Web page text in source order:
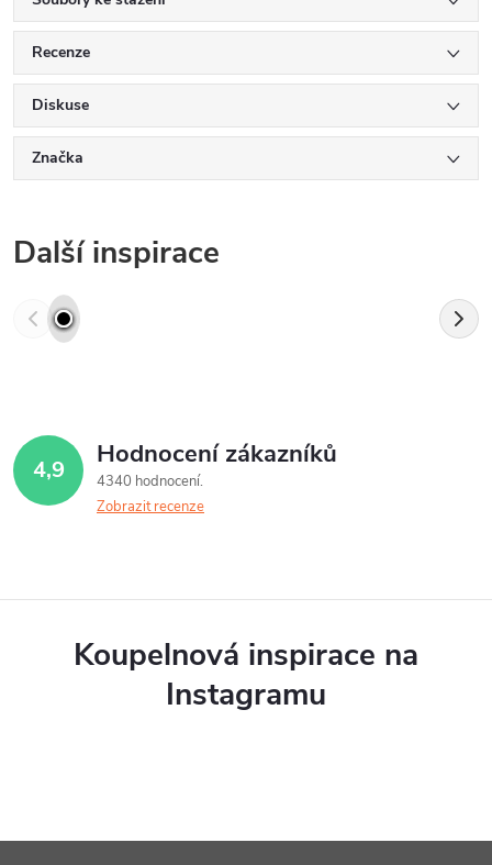
Recenze
Diskuse
Značka
Další inspirace
4,9 Hodnocení zákazníků
4340 hodnocení
Zobrazit recenze
Koupelnová inspirace na
Instagramu